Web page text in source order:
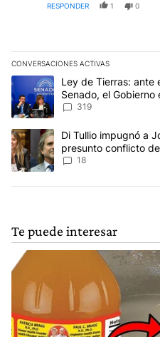
RESPONDER 1 0
CONVERSACIONES ACTIVAS
Este listado muestra los
Un artículo de tendencia con
Ley de Tierras: ante
Senado, el Gobierno
del proyecto
319
Un artículo de tendencia con
Di Tullio impugnó a
presunto conflicto
Ley de Tierras
18